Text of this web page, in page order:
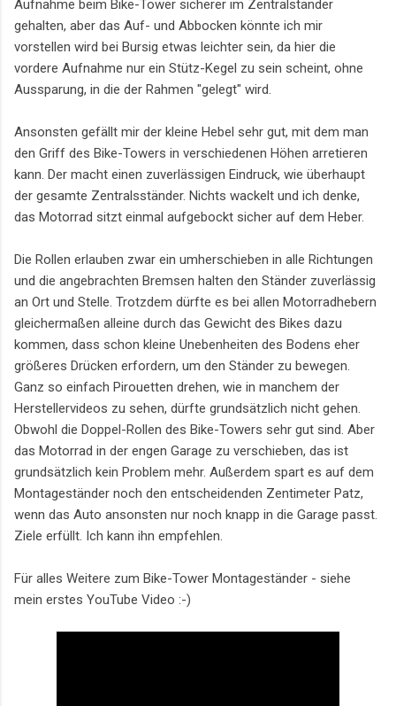
Aufnahme beim Bike-Tower sicherer im Zentralständer
gehalten, aber das Auf- und Abbocken könnte ich mir
vorstellen wird bei Bursig etwas leichter sein, da hier die
vordere Aufnahme nur ein Stütz-Kegel zu sein scheint, ohne
Aussparung, in die der Rahmen "gelegt" wird.
Ansonsten gefällt mir der kleine Hebel sehr gut, mit dem man
den Griff des Bike-Towers in verschiedenen Höhen arretieren
kann. Der macht einen zuverlässigen Eindruck, wie überhaupt
der gesamte Zentralsständer. Nichts wackelt und ich denke,
das Motorrad sitzt einmal aufgebockt sicher auf dem Heber.
Die Rollen erlauben zwar ein umherschieben in alle Richtungen
und die angebrachten Bremsen halten den Ständer zuverlässig
an Ort und Stelle. Trotzdem dürfte es bei allen Motorradhebern
gleichermaßen alleine durch das Gewicht des Bikes dazu
kommen, dass schon kleine Unebenheiten des Bodens eher
größeres Drücken erfordern, um den Ständer zu bewegen.
Ganz so einfach Pirouetten drehen, wie in manchem der
Herstellervideos zu sehen, dürfte grundsätzlich nicht gehen.
Obwohl die Doppel-Rollen des Bike-Towers sehr gut sind. Aber
das Motorrad in der engen Garage zu verschieben, das ist
grundsätzlich kein Problem mehr. Außerdem spart es auf dem
Montageständer noch den entscheidenden Zentimeter Patz,
wenn das Auto ansonsten nur noch knapp in die Garage passt.
Ziele erfüllt. Ich kann ihn empfehlen.
Für alles Weitere zum Bike-Tower Montageständer - siehe
mein erstes YouTube Video :-)